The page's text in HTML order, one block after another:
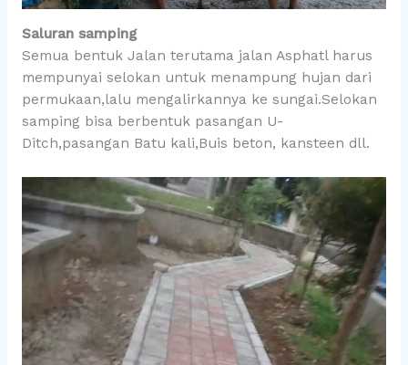
Saluran samping
Semua bentuk Jalan terutama jalan Asphatl harus
mempunyai selokan untuk menampung hujan dari
permukaan,lalu mengalirkannya ke sungai.Selokan
samping bisa berbentuk pasangan U-
Ditch,pasangan Batu kali,Buis beton, kansteen dll.